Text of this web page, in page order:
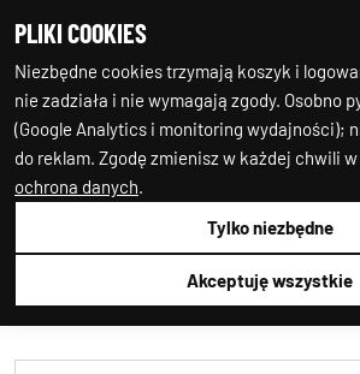
PLIKI COOKIES
Niezbędne cookies trzymają koszyk i
nie zadziała i nie wymagają zgody. Osobno
(Google Analytics i monitoring wydajności);
do reklam. Zgodę zmienisz w każdej chwili
ochrona danych.
Tylko niezbędne
Akceptuję wszystkie
1.ALTERNATOR
AS-PL
A0430